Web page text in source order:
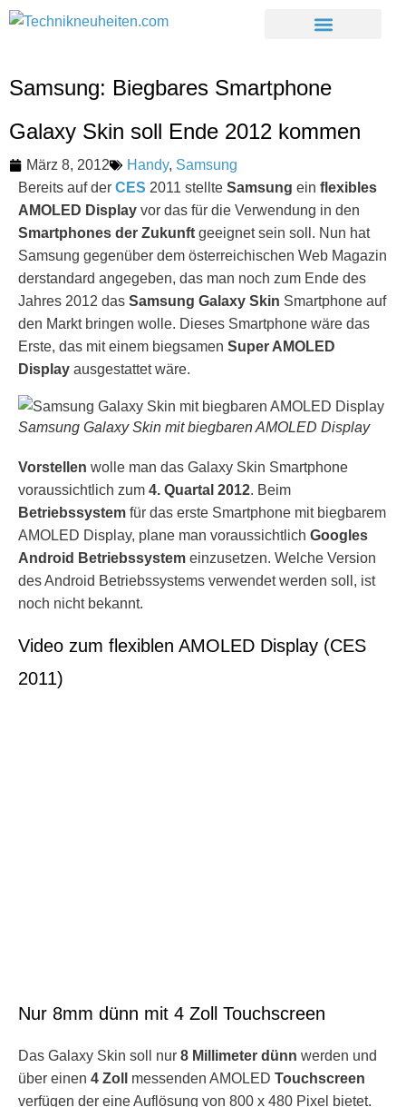
Samsung: Biegbares Smartphone
Galaxy Skin soll Ende 2012 kommen
März 8, 2012 Handy, Samsung
Bereits auf der CES 2011 stellte Samsung ein flexibles
AMOLED Display vor das für die Verwendung in den
Smartphones der Zukunft geeignet sein soll. Nun hat
Samsung gegenüber dem österreichischen Web Magazin
derstandard angegeben, das man noch zum Ende des
Jahres 2012 das Samsung Galaxy Skin Smartphone auf
den Markt bringen wolle. Dieses Smartphone wäre das
Erste, das mit einem biegsamen Super AMOLED
Display ausgestattet wäre.
Samsung Galaxy Skin mit biegbaren AMOLED Display
Vorstellen wolle man das Galaxy Skin Smartphone
voraussichtlich zum 4. Quartal 2012. Beim
Betriebssystem für das erste Smartphone mit biegbarem
AMOLED Display, plane man voraussichtlich Googles
Android Betriebssystem einzusetzen. Welche Version
des Android Betriebssystems verwendet werden soll, ist
noch nicht bekannt.
Video zum flexiblen AMOLED Display (CES
2011)
Nur 8mm dünn mit 4 Zoll Touchscreen
Das Galaxy Skin soll nur 8 Millimeter dünn werden und
über einen 4 Zoll messenden AMOLED Touchscreen
verfügen der eine Auflösung von 800 x 480 Pixel bietet.